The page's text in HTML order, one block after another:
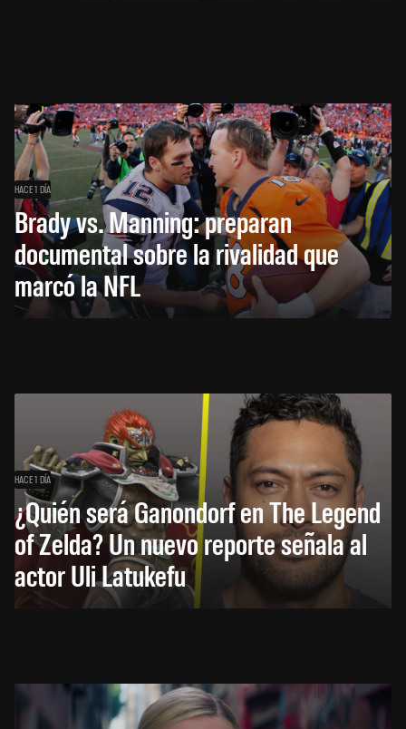
HACE 1 DÍA
Brady vs. Manning: preparan
documental sobre la rivalidad que
marcó la NFL
HACE 1 DÍA
¿Quién será Ganondorf en The Legend
of Zelda? Un nuevo reporte señala al
actor Uli Latukefu